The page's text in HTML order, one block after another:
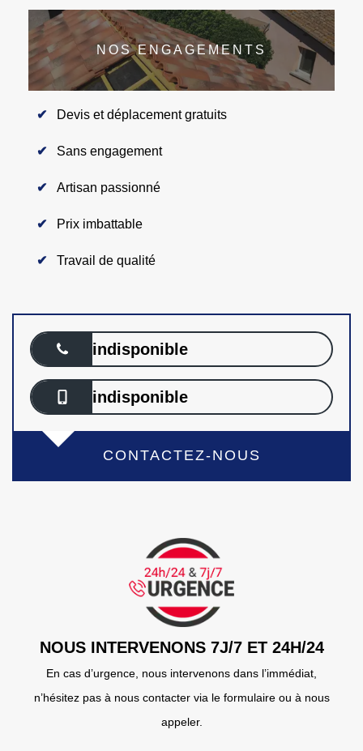
NOS ENGAGEMENTS
Devis et déplacement gratuits
Sans engagement
Artisan passionné
Prix imbattable
Travail de qualité
indisponible
indisponible
CONTACTEZ-NOUS
NOUS INTERVENONS 7J/7 ET 24H/24
En cas d’urgence, nous intervenons dans l’immédiat,
n’hésitez pas à nous contacter via le formulaire ou à nous
appeler.